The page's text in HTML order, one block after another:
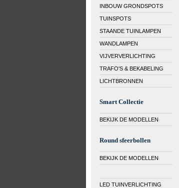
INBOUW GRONDSPOTS
TUINSPOTS
STAANDE TUINLAMPEN
WANDLAMPEN
VIJVERVERLICHTING
TRAFO'S & BEKABELING
LICHTBRONNEN
Smart Collectie
BEKIJK DE MODELLEN
Round sfeerbollen
BEKIJK DE MODELLEN
LED TUINVERLICHTING